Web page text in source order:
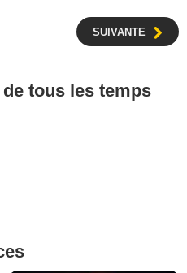
SUIVANTE
tous les temps